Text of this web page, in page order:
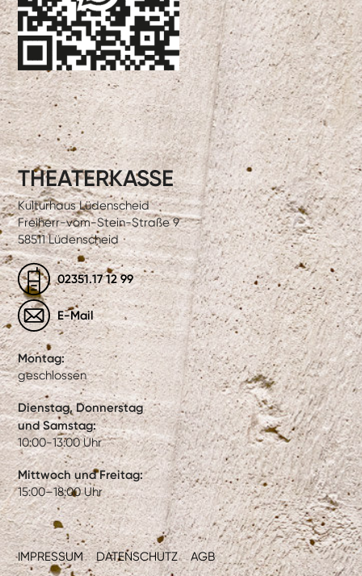
IMPRESSUM DATENSCHUTZ AGB
THEATERKASSE
Kulturhaus Lüdenscheid
Freiherr-vom-Stein-Straße 9
58511 Lüdenscheid
02351.17 12 99
E-Mail
Montag:
geschlossen
Dienstag, Donnerstag
und Samstag:
10:00-13:00 Uhr
Mittwoch und Freitag:
15:00–18:00 Uhr